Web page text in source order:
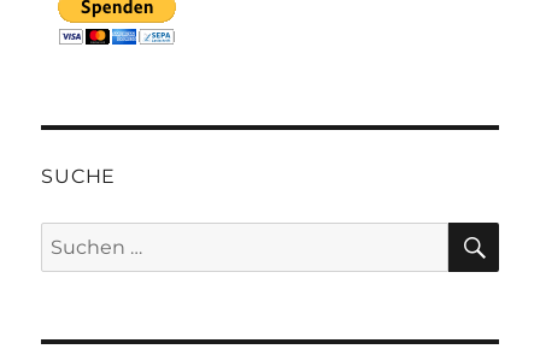
SUCHE
Suchen
nach: